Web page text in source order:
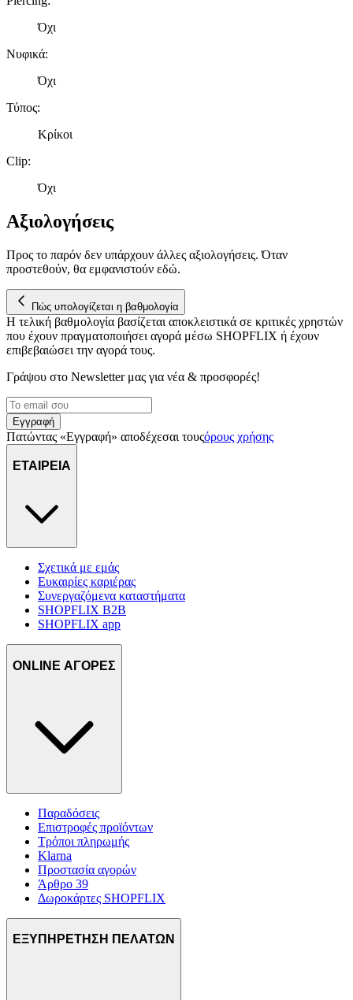
διαφημίσεις και περιεχόμενο, την καλύτερη εικόνα του κοινού
μας και την ανάπτυξη προϊόντων. Επίσης, κοινοποιούμε
τοποθεσίας μας στους συνεργάτες μέσων κοινωνικής
Όχι
Νυφικά:
Όχι
Τύπος:
Κρίκοι
Clip:
Όχι
Αξιολογήσεις
Προς το παρόν δεν υπάρχουν άλλες αξιολογήσεις. Όταν
προστεθούν, θα εμφανιστούν εδώ.
Πώς υπολογίζεται η βαθμολογία
Η τελική βαθμολογία βασίζεται αποκλειστικά σε κριτικές χρηστών
που έχουν πραγματοποιήσει αγορά μέσω SHOPFLIX ή έχουν
επιβεβαιώσει την αγορά τους.
Γράψου στο Νewsletter μας για νέα & προσφορές!
Εγγραφή
Πατώντας «Εγγραφή» αποδέχεσαι τουςόρους χρήσης
ΕΤΑΙΡΕΙΑ
Σχετικά με εμάς
Ευκαιρίες καριέρας
Συνεργαζόμενα καταστήματα
SHOPFLIX B2B
SHOPFLIX app
ONLINE ΑΓΟΡΕΣ
Παραδόσεις
Επιστροφές προϊόντων
Τρόποι πληρωμής
Klarna
Προστασία αγορών
Άρθρο 39
Δωροκάρτες SHOPFLIX
ΕΞΥΠΗΡΕΤΗΣΗ ΠΕΛΑΤΩΝ